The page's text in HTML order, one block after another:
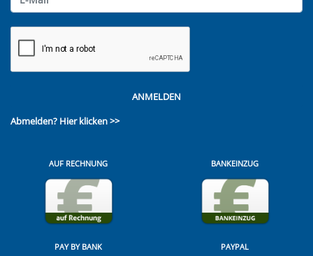
ANMELDEN
Abmelden? Hier klicken >>
AUF RECHNUNG BANKEINZUG
PAY BY BANK PAYPAL